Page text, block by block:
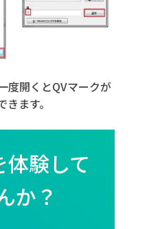
度開くとQVマークが
ます。
験して
か？